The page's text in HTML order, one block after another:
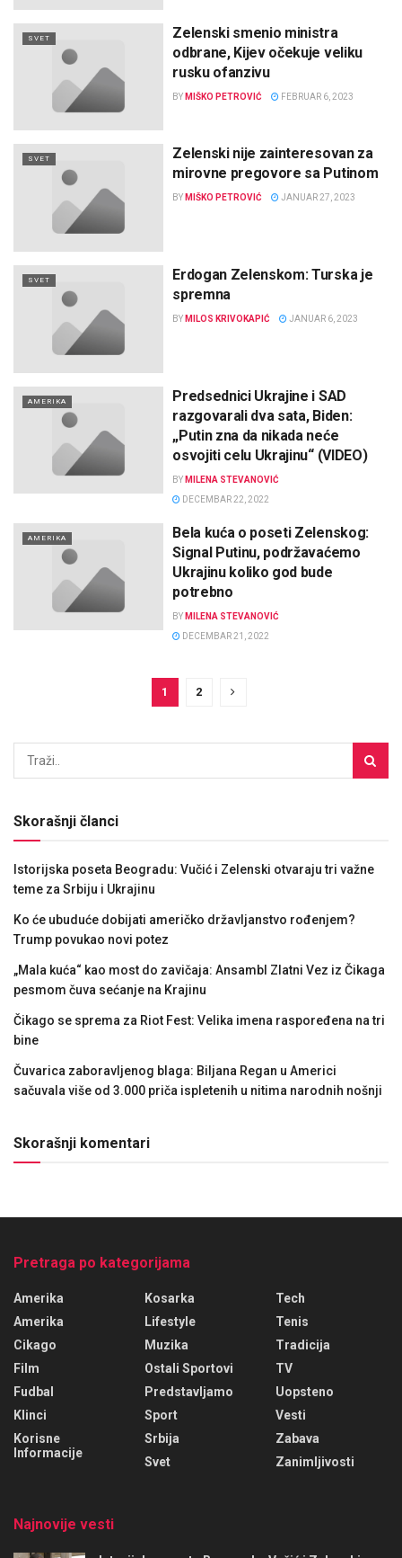
SVET
Zelenski smenio ministra
odbrane, Kijev očekuje veliku
rusku ofanzivu
BY MIŠKO PETROVIĆ FEBRUAR 6, 2023
SVET
Zelenski nije zainteresovan za
mirovne pregovore sa Putinom
BY MIŠKO PETROVIĆ JANUAR 27, 2023
SVET
Erdogan Zelenskom: Turska je
spremna
BY MILOS KRIVOKAPIĆ JANUAR 6, 2023
AMERIKA
Predsednici Ukrajine i SAD
razgovarali dva sata, Biden:
„Putin zna da nikada neće
osvojiti celu Ukrajinu“ (VIDEO)
BY MILENA STEVANOVIĆ
DECEMBAR 22, 2022
AMERIKA
Bela kuća o poseti Zelenskog:
Signal Putinu, podržavaćemo
Ukrajinu koliko god bude
potrebno
BY MILENA STEVANOVIĆ
DECEMBAR 21, 2022
1 2
Skorašnji članci
Istorijska poseta Beogradu: Vučić i Zelenski otvaraju tri važne
teme za Srbiju i Ukrajinu
Ko će ubuduće dobijati američko državljanstvo rođenjem?
Trump povukao novi potez
„Mala kuća“ kao most do zavičaja: Ansambl Zlatni Vez iz Čikaga
pesmom čuva sećanje na Krajinu
Čikago se sprema za Riot Fest: Velika imena raspoređena na tri
bine
Čuvarica zaboravljenog blaga: Biljana Regan u Americi
sačuvala više od 3.000 priča ispletenih u nitima narodnih nošnji
Skorašnji komentari
Pretraga po kategorijama
Amerika
Amerika
Cikago
Film
Fudbal
Klinci
Korisne
Informacije
Kosarka
Lifestyle
Muzika
Ostali Sportovi
Predstavljamo
Sport
Srbija
Svet
Tech
Tenis
Tradicija
TV
Uopsteno
Vesti
Zabava
Zanimljivosti
Najnovije vesti